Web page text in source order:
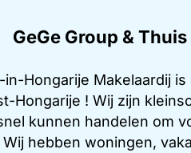
GeGe Group &
in-Hongarije Makelaardij
Hongarije ! Wij zijn
kunnen handelen om
hebben woningen,